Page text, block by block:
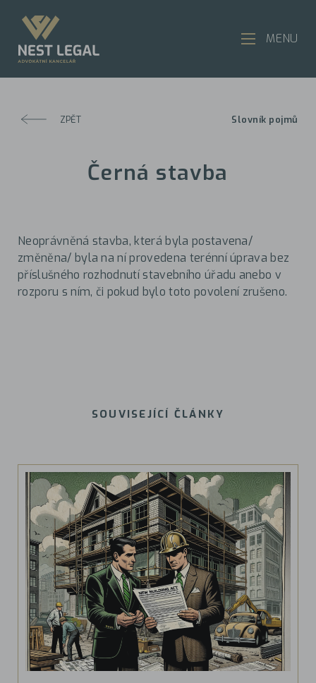
ZPĚT Slovník pojmů
Černá stavba
Neoprávněná stavba, která byla postavena/
změněna/ byla na ní provedena terénní úprava bez
příslušného rozhodnutí stavebního úřadu anebo v
rozporu s ním, či pokud bylo toto povolení zrušeno.
SOUVISEJÍCÍ ČLÁNKY
MENU